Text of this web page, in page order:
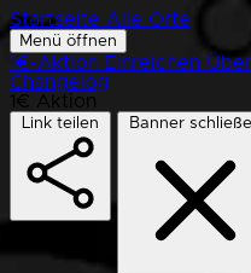
Startseite Alle Orte
Menü öffnen
1€-Aktion Einreichen
Changelog
1€ Aktion
Link teilen Banner